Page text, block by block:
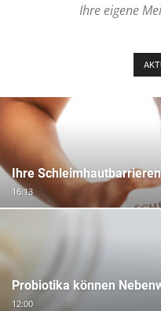
Ihre eigene
Ihre
16:13
Probiotika können
12:00